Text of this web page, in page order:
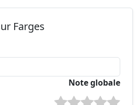
Farges
Note globale